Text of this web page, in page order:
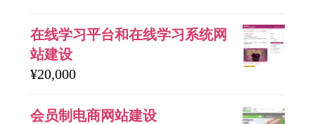
在线学习平台和在线学习系统网
站建设
¥20,000
会员制电商网站建设